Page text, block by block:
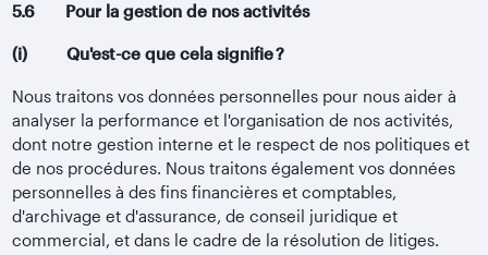
5.6 Pour la gestion de nos activités
(i) Qu'est-ce que cela signifie ?
Nous traitons vos données personnelles pour nous aider à
analyser la performance et l'organisation de nos activités,
dont notre gestion interne et le respect de nos politiques et
de nos procédures. Nous traitons également vos données
personnelles à des fins financières et comptables,
d'archivage et d'assurance, de conseil juridique et
commercial, et dans le cadre de la résolution de litiges.